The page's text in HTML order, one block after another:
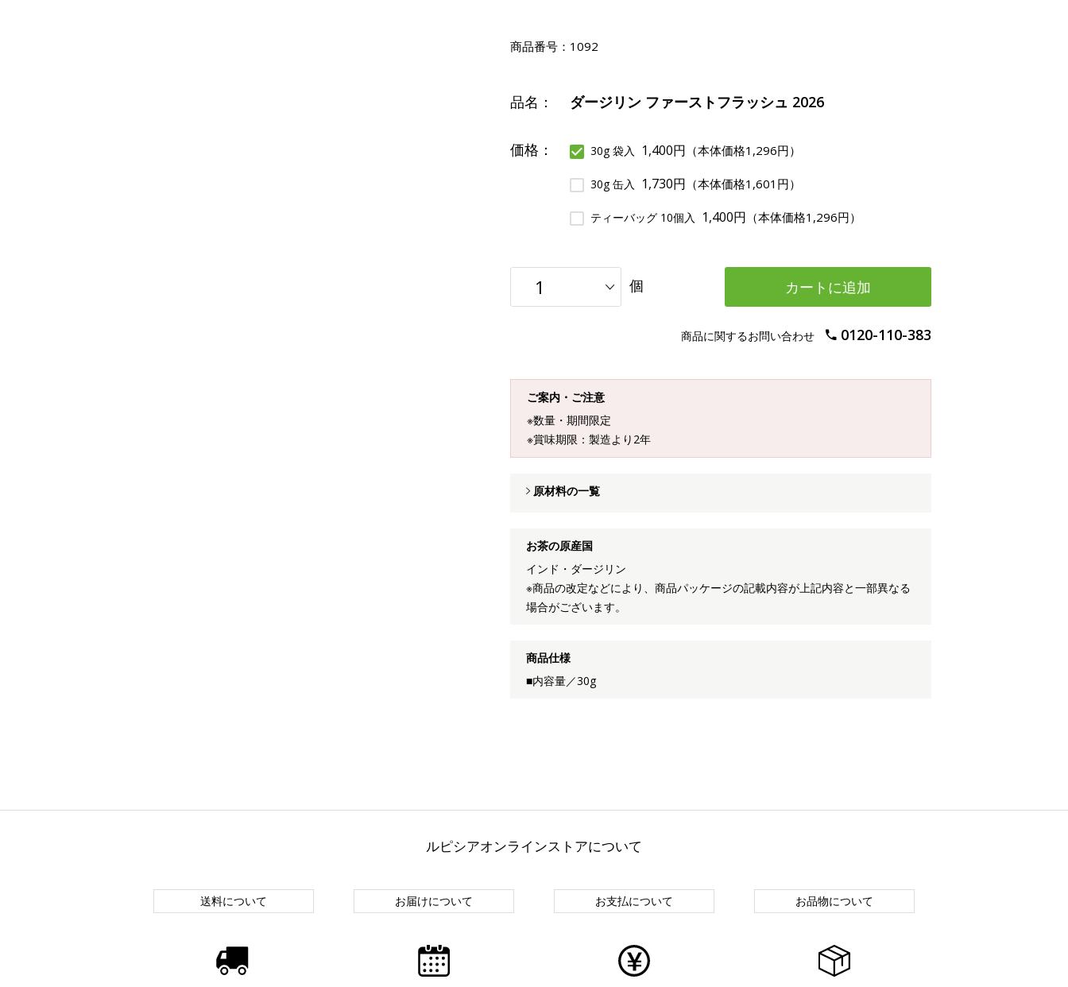
商品番号： 1092
品名： ダージリン ファーストフラッシュ 2026
価格： 30g 袋入 1,400円 （本体価格1,296円）
30g 缶入 1,730円 （本体価格1,601円）
ティーバッグ 10個入 1,400円 （本体価格1,296円）
個 カートに追加
商品に関するお問い合わせ 0120-110-383
ご案内・ご注意
※数量・期間限定
※賞味期限：製造より2年
原材料の一覧
お茶の原産国
インド・ダージリン
※商品の改定などにより、商品パッケージの記載内容が上記内容と一部異なる
場合がございます。
商品仕様
■内容量／30g
ルピシアオンラインストアについて
送料について お届けについて お支払について お品物について